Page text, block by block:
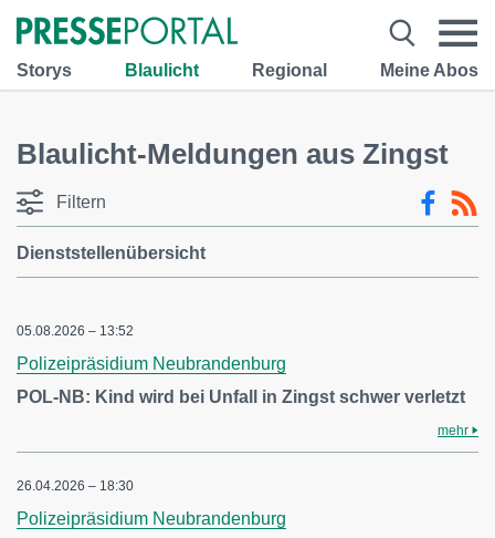
Storys Blaulicht Regional Meine Abos
Blaulicht-Meldungen aus Zingst
Filtern
Dienststellenübersicht
05.08.2026 – 13:52
Polizeipräsidium Neubrandenburg
POL-NB: Kind wird bei Unfall in Zingst schwer verletzt
mehr
26.04.2026 – 18:30
Polizeipräsidium Neubrandenburg